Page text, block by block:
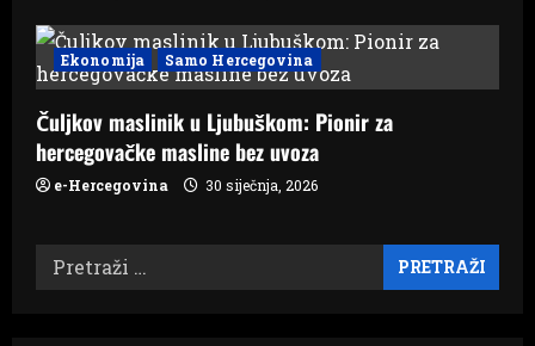
Ekonomija Samo Hercegovina
Čuljkov maslinik u Ljubuškom: Pionir za
hercegovačke masline bez uvoza
e-Hercegovina 30 siječnja, 2026
Pretraži: